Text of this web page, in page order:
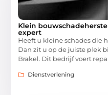
Klein
expert
Heeft u kleine schades die
Dan zit u op de juiste plek
Brakel. Dit bedrijf voert
Dienstverlening